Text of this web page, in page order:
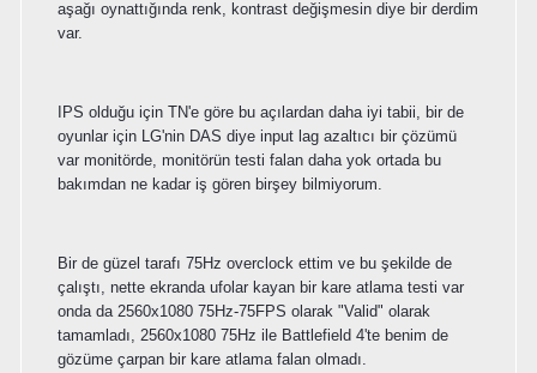
aşağı oynattığında renk, kontrast değişmesin diye bir derdim
var.
IPS olduğu için TN'e göre bu açılardan daha iyi tabii, bir de
oyunlar için LG'nin DAS diye input lag azaltıcı bir çözümü
var monitörde, monitörün testi falan daha yok ortada bu
bakımdan ne kadar iş gören birşey bilmiyorum.
Bir de güzel tarafı 75Hz overclock ettim ve bu şekilde de
çalıştı, nette ekranda ufolar kayan bir kare atlama testi var
onda da 2560x1080 75Hz-75FPS olarak "Valid" olarak
tamamladı, 2560x1080 75Hz ile Battlefield 4'te benim de
gözüme çarpan bir kare atlama falan olmadı.